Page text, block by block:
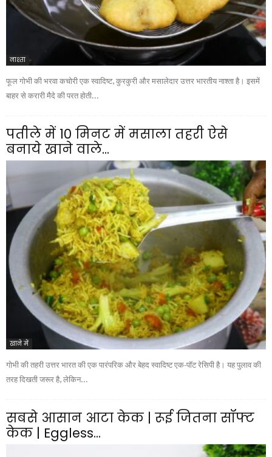
नाश्ता
फूल गोभी की भरवा कचोरी एक स्वादिष्ट, कुरकुरी और मसालेदार उत्तर भारतीय नाश्ता है। इसमें
बाहर से करारी मैदे की परत होती...
पतीले में 10 मिनट में मसाला तहरी ऐसे
बनाये खाने वाले...
खाने में
गोभी की तहरी उत्तर भारत की एक पारंपरिक और बेहद स्वादिष्ट एक-पॉट रेसिपी है। यह पुलाव की
तरह दिखती जरूर है, लेकिन...
सबसे आसान आटा केक | रूई जितना सॉफ्ट
केक | Eggless...